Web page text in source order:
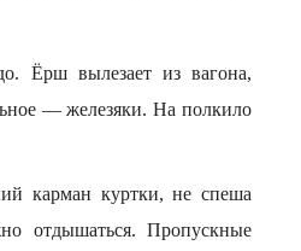
Ёрш вылезает из вагона,
— железяки. На полкило
карман куртки, не спеша
отдышаться. Пропускные